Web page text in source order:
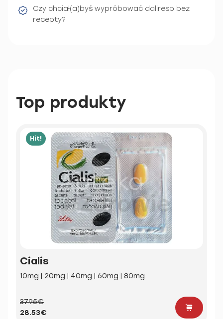
Czy chciał(a)byś wypróbować daliresp bez
recepty?
Top produkty
Hit!
Cialis
10mg | 20mg | 40mg | 60mg | 80mg
37.95€
28.53€